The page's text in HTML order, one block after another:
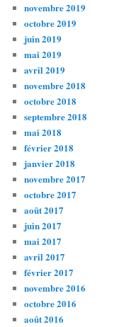
novembre 2019
octobre 2019
juin 2019
mai 2019
avril 2019
novembre 2018
octobre 2018
septembre 2018
mai 2018
février 2018
janvier 2018
novembre 2017
octobre 2017
août 2017
juin 2017
mai 2017
avril 2017
février 2017
novembre 2016
octobre 2016
août 2016